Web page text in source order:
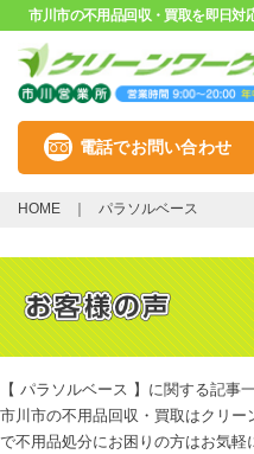
市川市の不用品回収・買取を即日対
電話でお問い合わせ
HOME パラソルベース
【 パラソルベース 】に関する記事
市川市の不用品回収・買取はクリ
で不用品処分にお困りの方はお気